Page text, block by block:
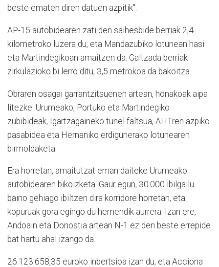
beste ematen diren datuen azpitik".
AP-15 autobidearen zati den saihesbide berriak 2,4
kilometroko luzera du, eta Mandazubiko lotunean hasi
eta Martindegikoan amaitzen da. Galtzada berriak
zirkulazioko bi lerro ditu, 3,5 metrokoa da bakoitza.
Obraren osagai garrantzitsuenen artean, honakoak aipa
litezke: Urumeako, Portuko eta Martindegiko
zubibideak, Igartzagaineko tunel faltsua, AHTren azpiko
pasabidea eta Hernaniko erdigunerako lotunearen
birmoldaketa.
Era horretan, amaitutzat eman daiteke Urumeako
autobidearen bikoizketa. Gaur egun, 30.000 ibilgailu
baino gehiago ibiltzen dira korridore horretan, eta
kopuruak gora egingo du hemendik aurrera. Izan ere,
Andoain eta Donostia artean N-1 ez den beste errepide
bat hartu ahal izango da.
26.123.658,35 euroko inbertsioa izan du, eta Acciona